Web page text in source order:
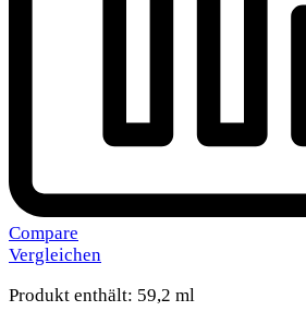
Compare
Vergleichen
Produkt enthält: 59,2 ml